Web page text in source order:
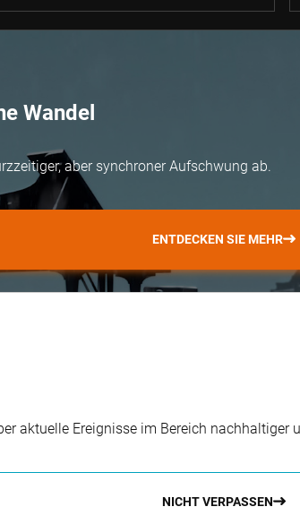
Wandel
aber synchroner Aufschwung ab.
ENTDECKEN SIE MEHR
aktuelle Ereignisse im Bereich
NICHT VERPASSEN